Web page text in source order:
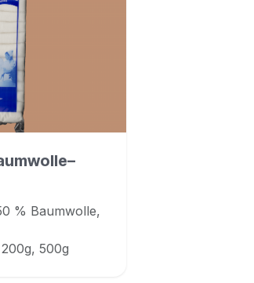
% Baumwolle,
500g